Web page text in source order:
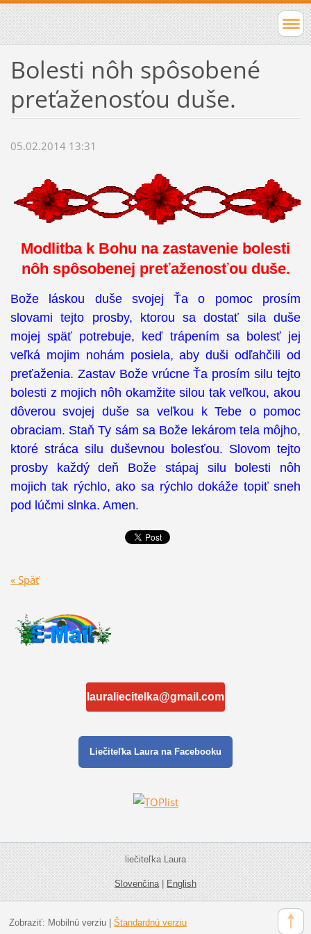
Bolesti nôh spôsobené
preťaženosťou duše.
05.02.2014 13:31
Modlitba k Bohu na zastavenie bolesti
nôh spôsobenej preťaženosťou duše.
Bože láskou duše svojej Ťa o pomoc prosím
slovami tejto prosby, ktorou sa dostať sila duše
mojej späť potrebuje, keď trápením sa bolesť jej
veľká mojim nohám posiela, aby duši odľahčili od
preťaženia. Zastav Bože vrúcne Ťa prosím silu tejto
bolesti z mojich nôh okamžite silou tak veľkou, akou
dôverou svojej duše sa veľkou k Tebe o pomoc
obraciam. Staň Ty sám sa Bože lekárom tela môjho,
ktoré stráca silu duševnou bolesťou. Slovom tejto
prosby každý deň Bože stápaj silu bolesti nôh
mojich tak rýchlo, ako sa rýchlo dokáže topiť sneh
pod lúčmi slnka. Amen.
« Späť
lauraliecitelka@gmail.com
Liečiteľka Laura na Facebooku
liečiteľka Laura
Slovenčina|English
Zobraziť: Mobilnú verziu| Štandardnú verziu